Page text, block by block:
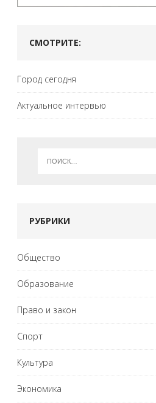
СМОТРИТЕ:
Город сегодня
Актуальное интервью
РУБРИКИ
Общество
Образование
Право и закон
Спорт
Культура
Экономика